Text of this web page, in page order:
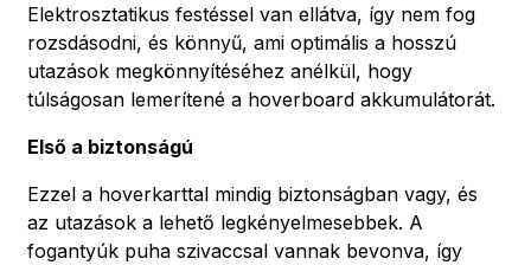
Elektrosztatikus festéssel van ellátva, így nem fog
rozsdásodni, és könnyű, ami optimális a hosszú
utazások megkönnyítéséhez anélkül, hogy
túlságosan lemerítené a hoverboard akkumulátorát.
Első a biztonságú
Ezzel a hoverkarttal mindig biztonságban vagy, és
az utazások a lehető legkényelmesebbek. A
fogantyúk puha szivaccsal vannak bevonva, így